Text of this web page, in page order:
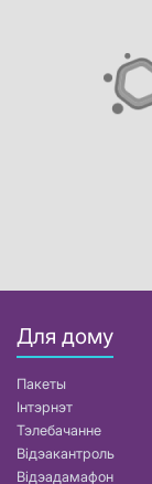
Для дому
Пакеты
Інтэрнэт
Тэлебачанне
Відэакантроль
Відэадамафон